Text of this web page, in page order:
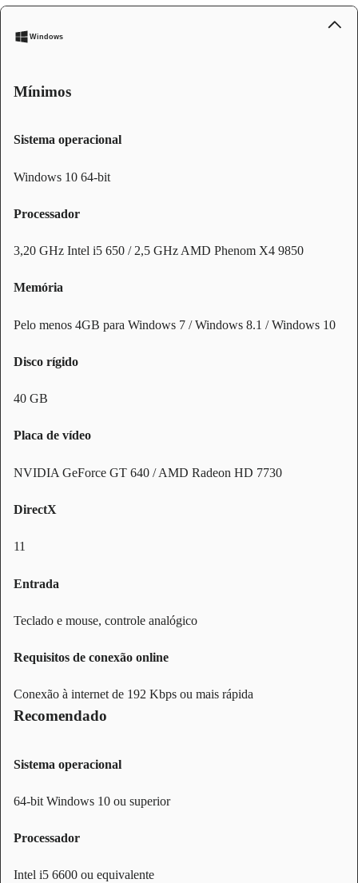
Windows
Mínimos
Sistema operacional
Windows 10 64-bit
Processador
3,20 GHz Intel i5 650 / 2,5 GHz AMD Phenom X4 9850
Memória
Pelo menos 4GB para Windows 7 / Windows 8.1 / Windows 10
Disco rígido
40 GB
Placa de vídeo
NVIDIA GeForce GT 640 / AMD Radeon HD 7730
DirectX
11
Entrada
Teclado e mouse, controle analógico
Requisitos de conexão online
Conexão à internet de 192 Kbps ou mais rápida
Recomendado
Sistema operacional
64-bit Windows 10 ou superior
Processador
Intel i5 6600 ou equivalente